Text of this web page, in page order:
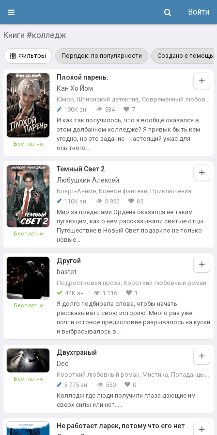
Войти
Книги #колледж
Фильтры Порядок: по популярности Создано с
Бесплатно
Плохой парень.
Кан Хо Йом
Юмор, Шпионский детектив, Современный любовный роман
190K зн.
534
7
И как так получилось, что я вообще оказался в
этом долбанном колледже? Я привык быть кем
угодно, но это задание - настоящий ужас для
опытного...
Бесплатно
Темный Свет 2
Любушкин Алексей
Бояръ-Аниме, Боевое фэнтези, Приключения
110K зн.
5 952
65
Мир за пределами Ордена оказался не таким
пугающим, как о нем рассказывали святые отцы.
Путешествие в Новый Свет подарило не только
новые...
Бесплатно
Другой
bastet
Подростковая проза, Короткий любовный роман
44K зн.
1 116
1
Я долго подбирала слова, чтобы начать
рассказывать свою историю. Много раз уже
почти готовое предисловие разрывалось на куски
и выбрасывалось в...
Бесплатно
Двухграный
Ded
Короткий любовный роман, Мистика, Попаданцы в магические миры
5 775 зн.
550
0
Колледж где люди получили глаза дающие им
сверх силы или нет.....
Не работает ларек, потому что его нет